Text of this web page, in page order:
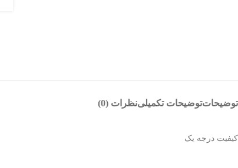
توضیحاتتوضیحات تکمیلینظرات (0)
کیفیت درجه یک
Instagram